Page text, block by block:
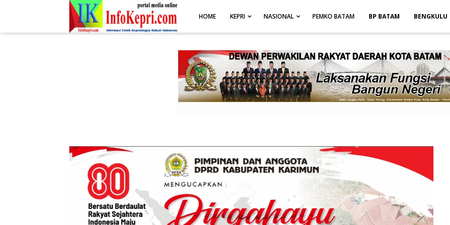
.post-body img { display: block; margin: 0 auto; max-width: 100%; height: auto; }
HOME KEPRI NASIONAL PEMKO BATAM BP BATAM BENGKULU